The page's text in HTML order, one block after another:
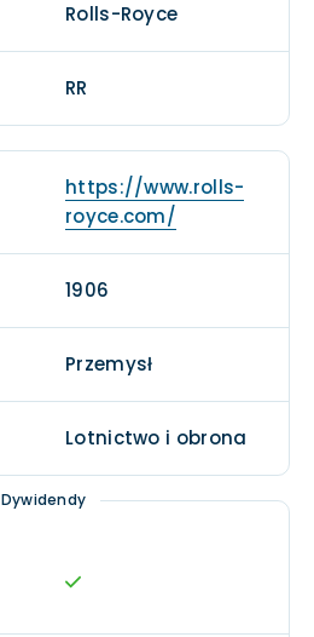
Rolls-Royce
RR
https://www.rolls-
royce.com/
1906
Przemysł
Lotnictwo i obrona
Dywidendy